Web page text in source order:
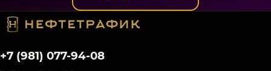
+7 (981) 077-94-08